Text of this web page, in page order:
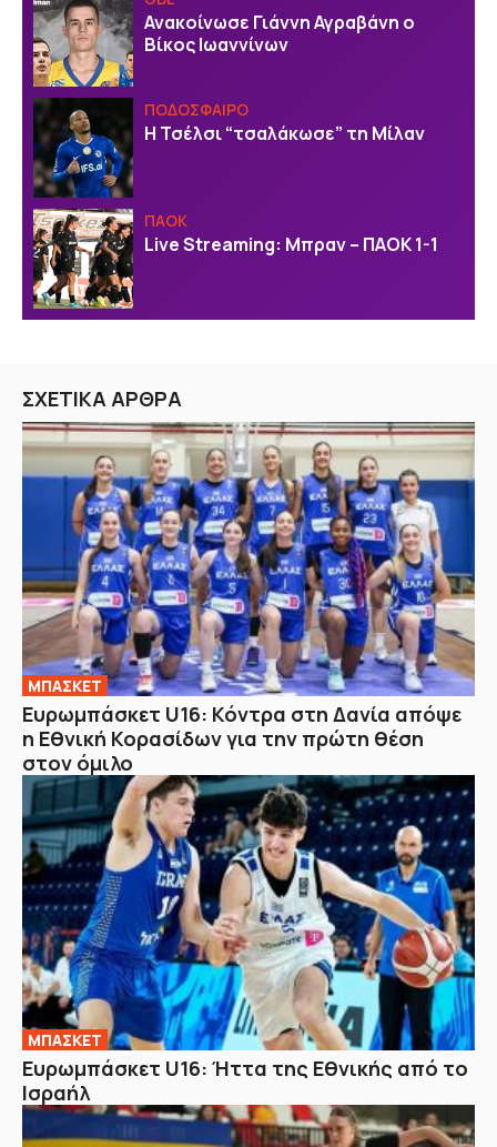
Ανακοίνωσε Γιάννη Αγραβάνη ο
Βίκος Ιωαννίνων
ΠΟΔΟΣΦΑΙΡΟ
Η Τσέλσι “τσαλάκωσε” τη Μίλαν
ΠΑΟΚ
Live Streaming: Μπραν – ΠΑΟΚ 1-1
ΣΧΕΤΙΚΑ ΑΡΘΡΑ
ΜΠΑΣΚΕΤ
Ευρωμπάσκετ U16: Κόντρα στη Δανία απόψε
η Εθνική Κορασίδων για την πρώτη θέση
στον όμιλο
ΜΠΑΣΚΕΤ
Ευρωμπάσκετ U16: Ήττα της Εθνικής από το
Ισραήλ